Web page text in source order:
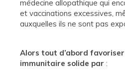
médecine allopathique qui
et vaccinations excessives,
auxquelles ils ne sont pas
Alors tout d’abord
immunitaire solide par :